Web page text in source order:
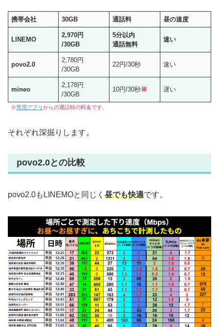
携帯会社 30GB 通話料 昼の速度
LINEMO
2,970円
/30GB
5分以内
通話無料
速い
povo2.0
2,780円
/30GB
22円/30秒 速い
mineo
2,178円
/30GB
10円/30秒※ 遅い
※専用アプリ からの通話時の料金です。
それぞれ深掘りします。
povo2.0との比較
povo2.0もLINEMOと同じく 昼でも快適です。